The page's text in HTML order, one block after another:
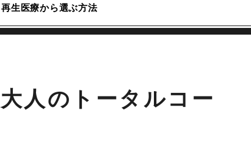
生医療から選ぶ方法
人のトータルコー